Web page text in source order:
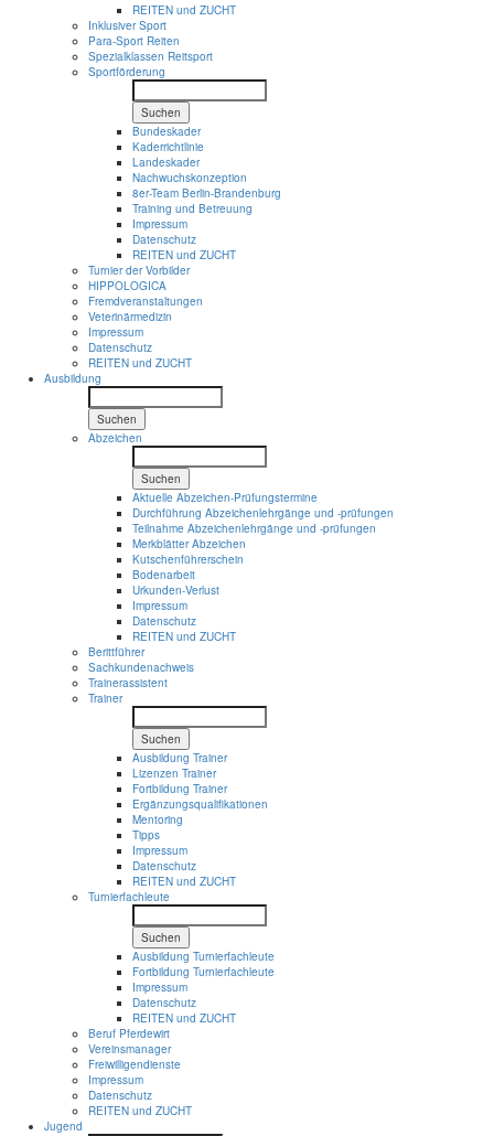
REITEN und ZUCHT
Inklusiver Sport
Para-Sport Reiten
Spezialklassen Reitsport
Sportförderung
Suchen
Bundeskader
Kaderrichtlinie
Landeskader
Nachwuchskonzeption
8er-Team Berlin-Brandenburg
Training und Betreuung
Impressum
Datenschutz
REITEN und ZUCHT
Turnier der Vorbilder
HIPPOLOGICA
Fremdveranstaltungen
Veterinärmedizin
Impressum
Datenschutz
REITEN und ZUCHT
Ausbildung
Suchen
Abzeichen
Suchen
Aktuelle Abzeichen-Prüfungstermine
Durchführung Abzeichenlehrgänge und -prüfungen
Teilnahme Abzeichenlehrgänge und -prüfungen
Merkblätter Abzeichen
Kutschenführerschein
Bodenarbeit
Urkunden-Verlust
Impressum
Datenschutz
REITEN und ZUCHT
Berittführer
Sachkundenachweis
Trainerassistent
Trainer
Suchen
Ausbildung Trainer
Lizenzen Trainer
Fortbildung Trainer
Ergänzungsqualifikationen
Mentoring
Tipps
Impressum
Datenschutz
REITEN und ZUCHT
Turnierfachleute
Suchen
Ausbildung Turnierfachleute
Fortbildung Turnierfachleute
Impressum
Datenschutz
REITEN und ZUCHT
Beruf Pferdewirt
Vereinsmanager
Freiwilligendienste
Impressum
Datenschutz
REITEN und ZUCHT
Jugend